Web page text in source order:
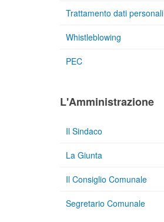
Trattamento dati personali
Whistleblowing
PEC
L'Amministrazione
Il Sindaco
La Giunta
Il Consiglio Comunale
Segretario Comunale